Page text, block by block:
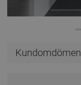
Kundomdömen